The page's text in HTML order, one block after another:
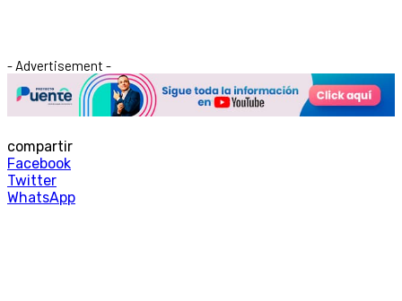
- Advertisement -
compartir
Facebook
Twitter
WhatsApp